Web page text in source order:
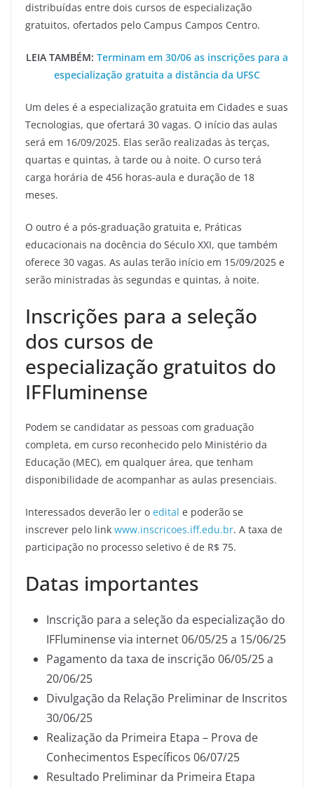
distribuídas entre dois cursos de especialização
gratuitos, ofertados pelo Campus Campos Centro.
LEIA TAMBÉM: Terminam em 30/06 as inscrições para a
especialização gratuita a distância da UFSC
Um deles é a especialização gratuita em Cidades e suas
Tecnologias, que ofertará 30 vagas. O início das aulas
será em 16/09/2025. Elas serão realizadas às terças,
quartas e quintas, à tarde ou à noite. O curso terá
carga horária de 456 horas-aula e duração de 18
meses.
O outro é a pós-graduação gratuita e, Práticas
educacionais na docência do Século XXI, que também
oferece 30 vagas. As aulas terão início em 15/09/2025 e
serão ministradas às segundas e quintas, à noite.
Inscrições para a seleção
dos cursos de
especialização gratuitos do
IFFluminense
Podem se candidatar as pessoas com graduação
completa, em curso reconhecido pelo Ministério da
Educação (MEC), em qualquer área, que tenham
disponibilidade de acompanhar as aulas presenciais.
Interessados deverão ler o edital e poderão se
inscrever pelo link www.inscricoes.iff.edu.br. A taxa de
participação no processo seletivo é de R$ 75.
Datas importantes
Inscrição para a seleção da especialização do
IFFluminense via internet 06/05/25 a 15/06/25
Pagamento da taxa de inscrição 06/05/25 a
20/06/25
Divulgação da Relação Preliminar de Inscritos
30/06/25
Realização da Primeira Etapa – Prova de
Conhecimentos Específicos 06/07/25
Resultado Preliminar da Primeira Etapa